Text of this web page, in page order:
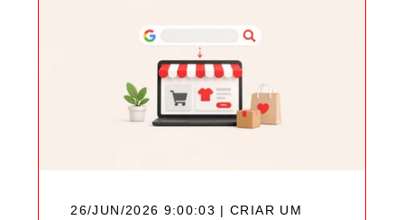
26/JUN/2026 9:00:03 | CRIAR UM